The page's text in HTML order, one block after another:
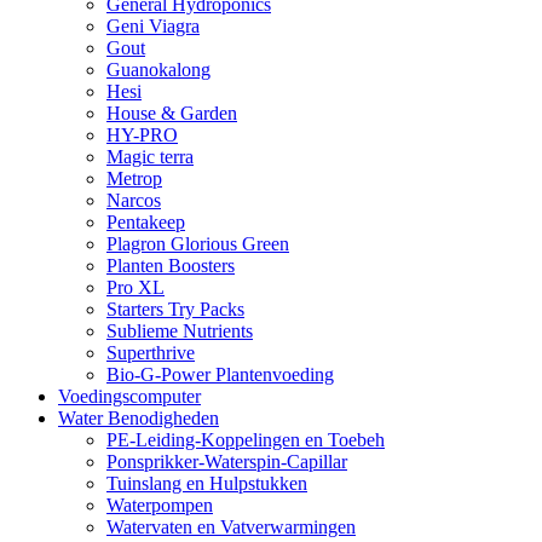
General Hydroponics
Geni Viagra
Gout
Guanokalong
Hesi
House & Garden
HY-PRO
Magic terra
Metrop
Narcos
Pentakeep
Plagron Glorious Green
Planten Boosters
Pro XL
Starters Try Packs
Sublieme Nutrients
Superthrive
Bio-G-Power Plantenvoeding
Voedingscomputer
Water Benodigheden
PE-Leiding-Koppelingen en Toebeh
Ponsprikker-Waterspin-Capillar
Tuinslang en Hulpstukken
Waterpompen
Watervaten en Vatverwarmingen